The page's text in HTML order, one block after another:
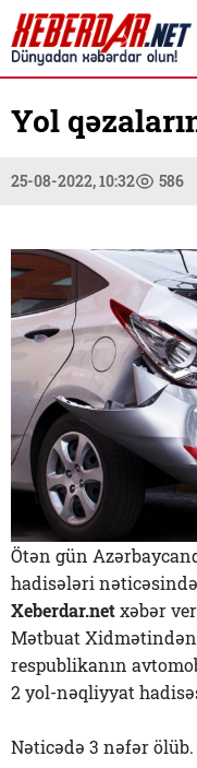
Yol
25-08-2022, 10:32 586
Ötən gün
hadisələri nəticəsində
Xeberdar.netxəbər
Mətbuat
respublikanın
2 yol-nəqliyyat
Nəticədə 3 nəfər ölüb.